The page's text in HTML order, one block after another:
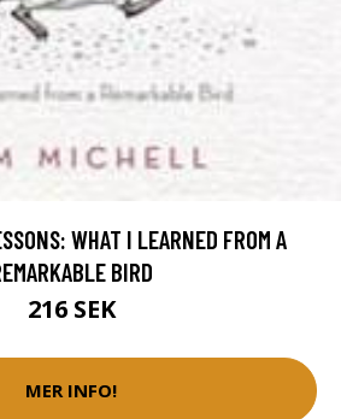
WHAT I LEARNED FROM A
BIRD
216 SEK
MER INFO!